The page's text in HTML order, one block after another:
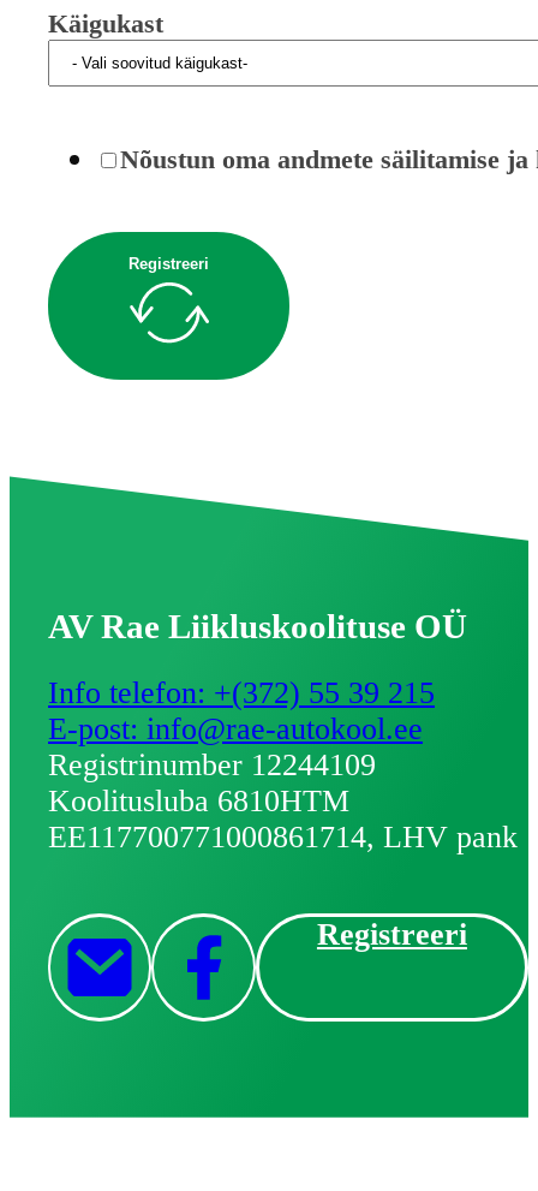
Käigukast
Nõustun oma andmete säilitamise
Registreeri
AV Rae Liikluskoolituse OÜ
Info telefon: +(372) 55 39 215
E-post: info@rae-autokool.ee
Registrinumber 12244109
Koolitusluba 6810HTM
EE117700771000861714, LHV pank
Registreeri